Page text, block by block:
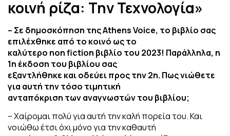
κοινή ρίζα: Την Τεχνολογία»
– Σε δημοσκόπηση της Athens Voice, το βιβλίο σας
επιλέχθηκε από το κοινό ως το
καλύτερο non fiction βιβλίο του 2023! Παράλληλα, η
1η έκδοση του βιβλίου σας
εξαντλήθηκε και οδεύει προς την 2η. Πως νιώθετε
για αυτή την τόσο τιμητική
ανταπόκριση των αναγνωστών του βιβλίου;
– Χαίρομαι πολύ για αυτή την καλή πορεία του. Και
νοιώθω έτσι όχι μόνο για την καθαυτή